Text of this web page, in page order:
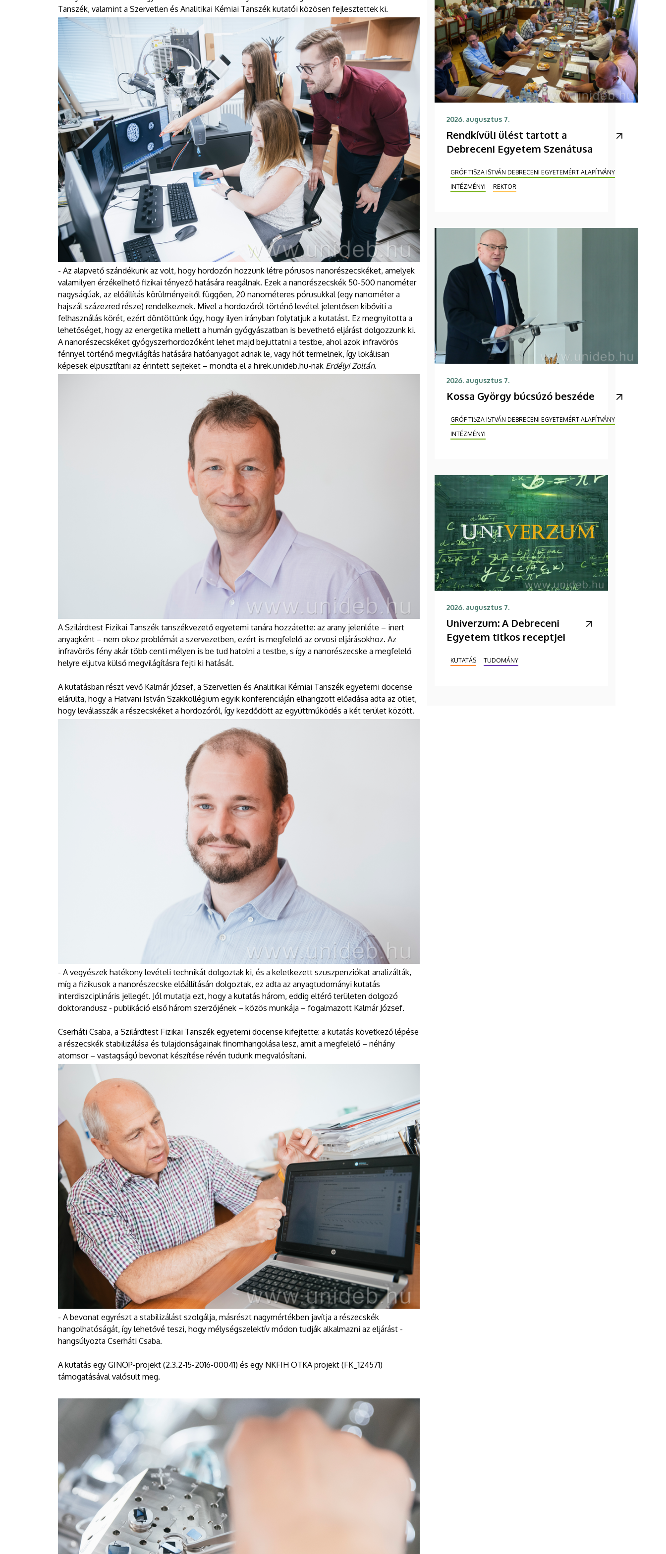
Tanszék, valamint a Szervetlen és Analitikai Kémiai Tanszék kutatói közösen fejlesztettek ki.
- Az alapvető szándékunk az volt, hogy hordozón hozzunk létre pórusos nanorészecskéket, amelyek
valamilyen érzékelhető fizikai tényező hatására reagálnak. Ezek a nanorészecskék 50-500 nanométer
nagyságúak, az előállítás körülményeitől függően, 20 nanométeres pórusukkal (egy nanométer a
hajszál százezred része) rendelkeznek. Mivel a hordozóról történő levétel jelentősen kibővíti a
felhasználás körét, ezért döntöttünk úgy, hogy ilyen irányban folytatjuk a kutatást. Ez megnyitotta a
lehetőséget, hogy az energetika mellett a humán gyógyászatban is bevethető eljárást dolgozzunk ki.
A nanorészecskéket gyógyszerhordozóként lehet majd bejuttatni a testbe, ahol azok infravörös
fénnyel történő megvilágítás hatására hatóanyagot adnak le, vagy hőt termelnek, így lokálisan
képesek elpusztítani az érintett sejteket – mondta el a hirek.unideb.hu-nak Erdélyi Zoltán.
A Szilárdtest Fizikai Tanszék tanszékvezető egyetemi tanára hozzátette: az arany jelenléte – inert
anyagként – nem okoz problémát a szervezetben, ezért is megfelelő az orvosi eljárásokhoz. Az
infravörös fény akár több centi mélyen is be tud hatolni a testbe, s így a nanorészecske a megfelelő
helyre eljutva külső megvilágításra fejti ki hatását.
A kutatásban részt vevő Kalmár József, a Szervetlen és Analitikai Kémiai Tanszék egyetemi docense
elárulta, hogy a Hatvani István Szakkollégium egyik konferenciáján elhangzott előadása adta az ötlet,
hogy leválasszák a részecskéket a hordozóról, így kezdődött az együttműködés a két terület között.
- A vegyészek hatékony levételi technikát dolgoztak ki, és a keletkezett szuszpenziókat analizálták,
míg a fizikusok a nanorészecske előállításán dolgoztak, ez adta az anyagtudományi kutatás
interdiszciplináris jellegét. Jól mutatja ezt, hogy a kutatás három, eddig eltérő területen dolgozó
doktorandusz - publikáció első három szerzőjének – közös munkája – fogalmazott Kalmár József.
Cserháti Csaba, a Szilárdtest Fizikai Tanszék egyetemi docense kifejtette: a kutatás következő lépése
a részecskék stabilizálása és tulajdonságainak finomhangolása lesz, amit a megfelelő – néhány
atomsor – vastagságú bevonat készítése révén tudunk megvalósítani.
- A bevonat egyrészt a stabilizálást szolgálja, másrészt nagymértékben javítja a részecskék
hangolhatóságát, így lehetővé teszi, hogy mélységszelektív módon tudják alkalmazni az eljárást -
hangsúlyozta Cserháti Csaba.
A kutatás egy GINOP-projekt (2.3.2-15-2016-00041) és egy NKFIH OTKA projekt (FK_124571)
támogatásával valósult meg.
2026. augusztus 7.
Rendkívüli ülést tartott a
Debreceni Egyetem Szenátusa
GRÓF TISZA ISTVÁN DEBRECENI EGYETEMÉRT ALAPÍTVÁNY
INTÉZMÉNYI
REKTOR
2026. augusztus 7.
Kossa György búcsúzó beszéde
GRÓF TISZA ISTVÁN DEBRECENI EGYETEMÉRT ALAPÍTVÁNY
INTÉZMÉNYI
2026. augusztus 7.
Univerzum: A Debreceni
Egyetem titkos receptjei
KUTATÁS TUDOMÁNY